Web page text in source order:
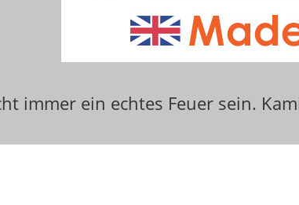
immer ein echtes Feuer sein.